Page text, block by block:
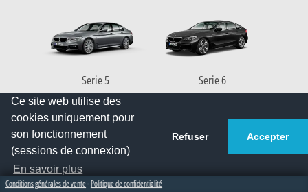
Ce site web utilise des
cookies uniquement pour
son fonctionnement
(sessions de connexion)
En savoir plus
Refuser Accepter
Serie 5 Serie 6
Serie 7
Conditions générales de vente-Politique de confidentialité